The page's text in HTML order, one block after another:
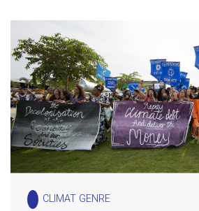
CLIMAT GENRE